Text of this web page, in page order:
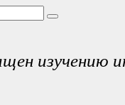
изучению